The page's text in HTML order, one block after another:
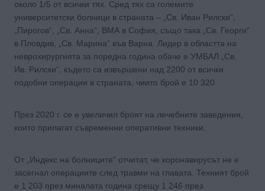
около 1/5 от всички тях. Сред тях са големите
университетски болници в страната – „Св. Иван Рилски“,
„Пирогов“, „Св. Анна“, ВМА в София, също така „Св. Георги“
в Пловдив, „Св. Марина“ във Варна. Лидер в областта на
неврохирургията за поредна година обаче е УМБАЛ „Св.
Ив. Рилски“, където са извършени над 2200 от всички
подобни операции в страната, чиито брой е 10 320.
През 2020 г. се е увеличил броят на лечебните заведения,
които прилагат съвременни оперативни техники.
От „Индекс на болниците“ отчитат, че коронавирусът не е
засегнал операциите след травми на главата. Техният брой
е 1 203 през миналата година срещу 1 246 през